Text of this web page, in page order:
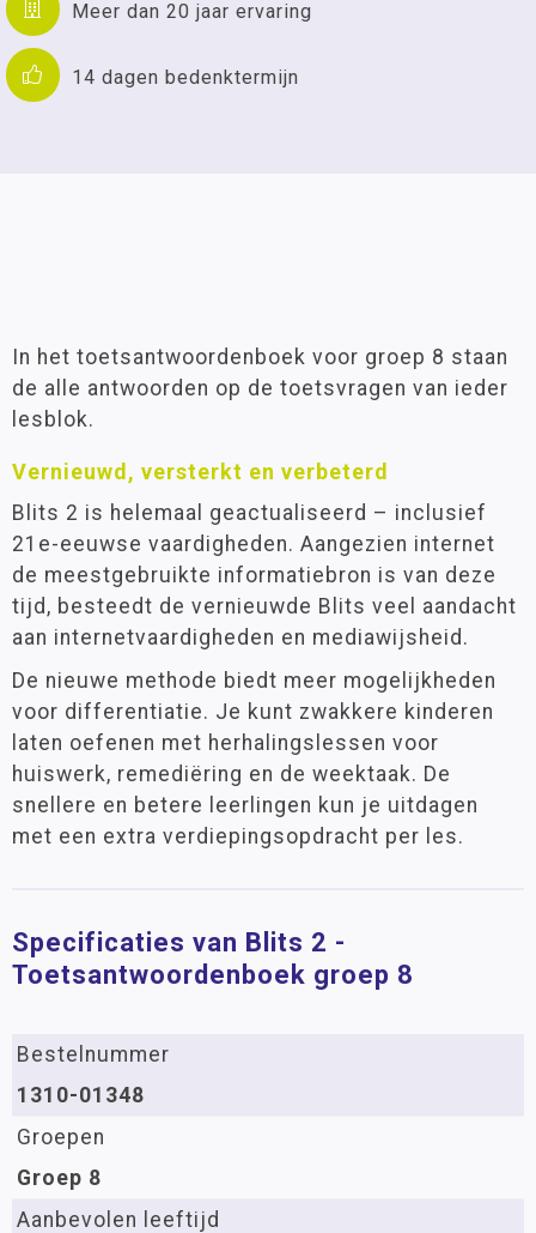
Meer dan 20 jaar ervaring
14 dagen bedenktermijn
In het toetsantwoordenboek voor groep 8 staan
de alle antwoorden op de toetsvragen van ieder
lesblok.
Vernieuwd, versterkt en verbeterd
Blits 2 is helemaal geactualiseerd – inclusief
21e-eeuwse vaardigheden. Aangezien internet
de meestgebruikte informatiebron is van deze
tijd, besteedt de vernieuwde Blits veel aandacht
aan internetvaardigheden en mediawijsheid.
De nieuwe methode biedt meer mogelijkheden
voor differentiatie. Je kunt zwakkere kinderen
laten oefenen met herhalingslessen voor
huiswerk, remediëring en de weektaak. De
snellere en betere leerlingen kun je uitdagen
met een extra verdiepingsopdracht per les.
Specificaties van Blits 2 -
Toetsantwoordenboek groep 8
Bestelnummer
1310-01348
Groepen
Groep 8
Aanbevolen leeftijd